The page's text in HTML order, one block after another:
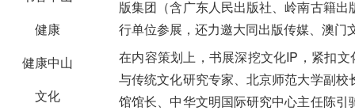
健康
健康中山
文化
版集团（含广东人民出版社、岭南古籍
行单位参展，还力邀大同出版传媒、澳
在内容策划上，书展深挖文化IP，紧扣
与传统文化研究专家、北京师范大学副
馆馆长、中华文明国际研究中心主任陈